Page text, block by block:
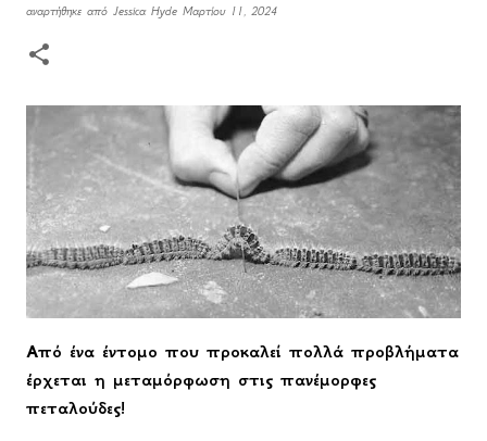
αναρτήθηκε από Jessica Hyde Μαρτίου 11, 2024
Από ένα έντομο που προκαλεί πολλά προβλήματα
έρχεται η μεταμόρφωση στις πανέμορφες
πεταλούδες!